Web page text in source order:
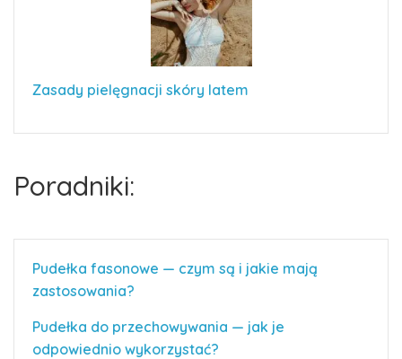
Zasady pielęgnacji skóry latem
Poradniki:
Pudełka fasonowe — czym są i jakie mają
zastosowania?
Pudełka do przechowywania — jak je
odpowiednio wykorzystać?